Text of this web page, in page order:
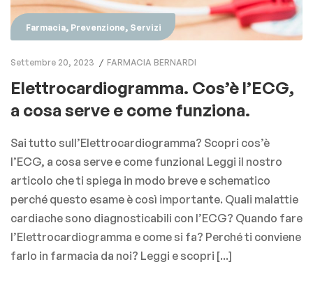
Farmacia, Prevenzione, Servizi
Settembre 20, 2023 FARMACIA BERNARDI
Elettrocardiogramma. Cos’è l’ECG,
a cosa serve e come funziona.
Sai tutto sull’Elettrocardiogramma? Scopri cos’è
l’ECG, a cosa serve e come funziona! Leggi il nostro
articolo che ti spiega in modo breve e schematico
perché questo esame è così importante. Quali malattie
cardiache sono diagnosticabili con l’ECG? Quando fare
l’Elettrocardiogramma e come si fa? Perché ti conviene
farlo in farmacia da noi? Leggi e scopri [...]